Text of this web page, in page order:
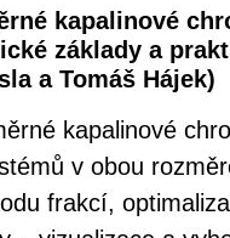
kapalinové
základy a
a Tomáš Hájek)
kapalinové
v obou
frakcí,